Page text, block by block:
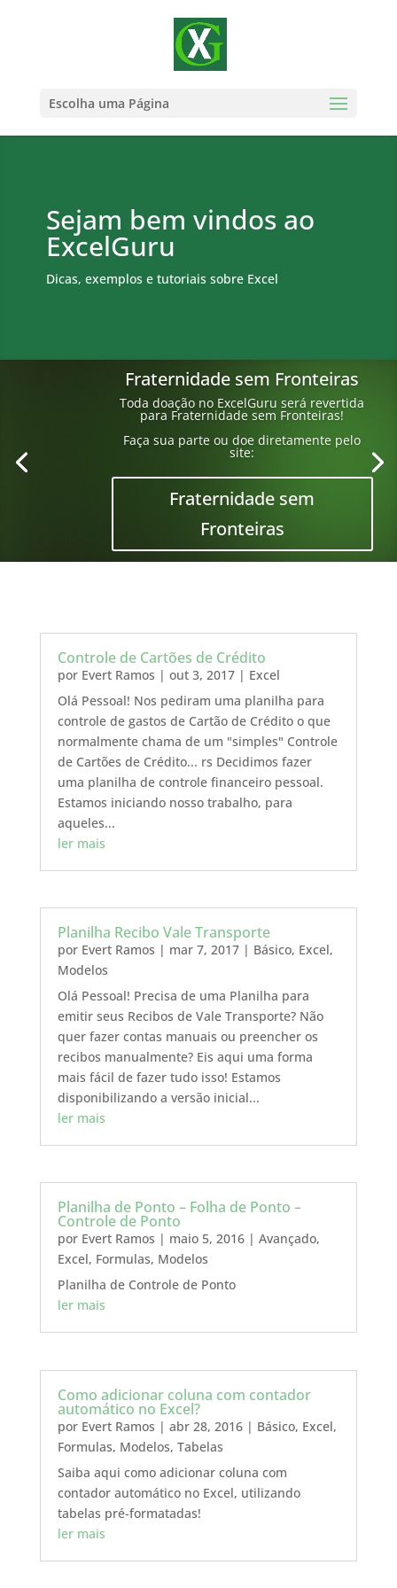
Escolha uma Página
Sejam bem vindos ao
ExcelGuru
Dicas, exemplos e tutoriais sobre Excel
Fraternidade sem Fronteiras
Toda doação no ExcelGuru será revertida
para Fraternidade sem Fronteiras!
Faça sua parte ou doe diretamente pelo
site:
Fraternidade sem
Fronteiras
Controle de Cartões de Crédito
por Evert Ramos | out 3, 2017| Excel
Olá Pessoal! Nos pediram uma planilha para
controle de gastos de Cartão de Crédito o que
normalmente chama de um "simples" Controle
de Cartões de Crédito... rs Decidimos fazer
uma planilha de controle financeiro pessoal.
Estamos iniciando nosso trabalho, para
aqueles...
ler mais
Planilha Recibo Vale Transporte
por Evert Ramos | mar 7, 2017| Básico, Excel,
Modelos
Olá Pessoal! Precisa de uma Planilha para
emitir seus Recibos de Vale Transporte? Não
quer fazer contas manuais ou preencher os
recibos manualmente? Eis aqui uma forma
mais fácil de fazer tudo isso! Estamos
disponibilizando a versão inicial...
ler mais
Planilha de Ponto – Folha de Ponto –
Controle de Ponto
por Evert Ramos | maio 5, 2016| Avançado,
Excel, Formulas, Modelos
Planilha de Controle de Ponto
ler mais
Como adicionar coluna com contador
automático no Excel?
por Evert Ramos | abr 28, 2016| Básico, Excel,
Formulas, Modelos, Tabelas
Saiba aqui como adicionar coluna com
contador automático no Excel, utilizando
tabelas pré-formatadas!
ler mais